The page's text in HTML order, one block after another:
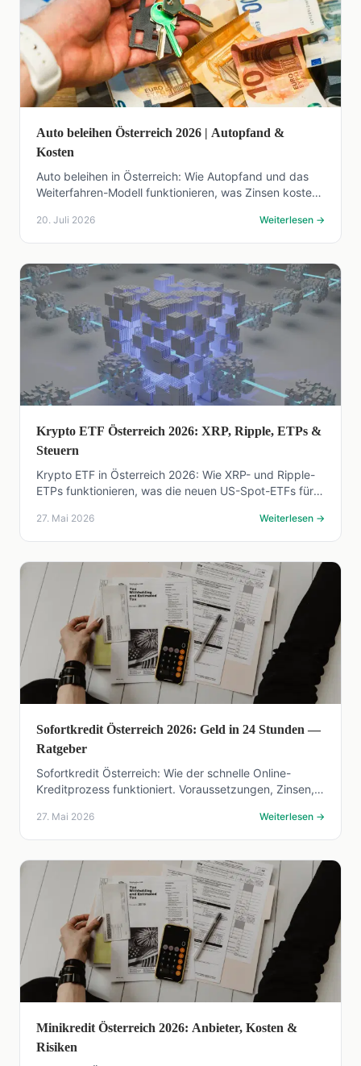
Auto beleihen Österreich 2026 | Autopfand &
Kosten
Auto beleihen in Österreich: Wie Autopfand und das
Weiterfahren-Modell funktionieren, was Zinsen kosten
20. Juli 2026 Weiterlesen →
Krypto ETF Österreich 2026: XRP, Ripple, ETPs &
Steuern
Krypto ETF in Österreich 2026: Wie XRP- und Ripple-
ETPs funktionieren, was die neuen US-Spot-ETFs für
27. Mai 2026 Weiterlesen →
Sofortkredit Österreich 2026: Geld in 24 Stunden —
Ratgeber
Sofortkredit Österreich: Wie der schnelle Online-
Kreditprozess funktioniert. Voraussetzungen, Zinsen,
27. Mai 2026 Weiterlesen →
Minikredit Österreich 2026: Anbieter, Kosten &
Risiken